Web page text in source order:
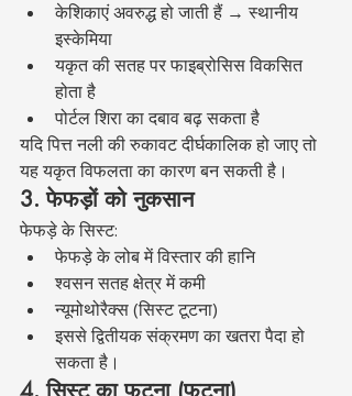
केशिकाएं अवरुद्ध हो जाती हैं → स्थानीय
इस्केमिया
यकृत की सतह पर फाइब्रोसिस विकसित
होता है
पोर्टल शिरा का दबाव बढ़ सकता है
यदि पित्त नली की रुकावट दीर्घकालिक हो जाए तो
यह यकृत विफलता का कारण बन सकती है।
3. फेफड़ों को नुकसान
फेफड़े के सिस्ट:
फेफड़े के लोब में विस्तार की हानि
श्वसन सतह क्षेत्र में कमी
न्यूमोथोरैक्स (सिस्ट टूटना)
इससे द्वितीयक संक्रमण का खतरा पैदा हो
सकता है।